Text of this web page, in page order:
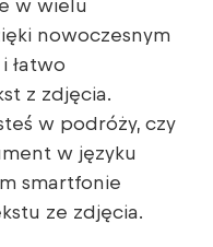
w wielu
nowoczesnym
łatwo
z zdjęcia.
w podróży, czy
w języku
smartfonie
ze zdjęcia.